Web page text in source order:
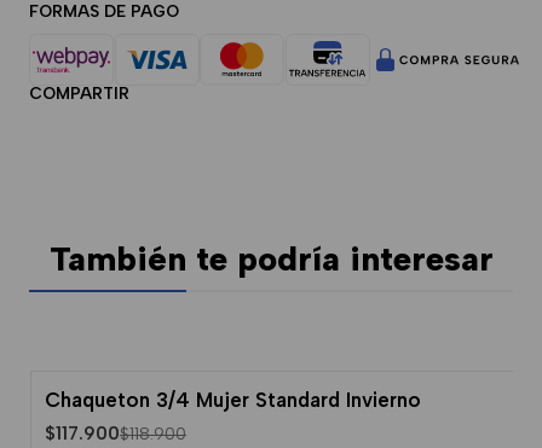
FORMAS DE PAGO
COMPARTIR
También te podría interesar
-1% Dcto.
Chaqueton 3/4 Mujer Standard Invierno
$117.900$118.900